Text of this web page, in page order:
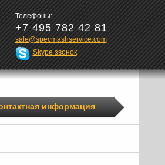
Телефоны:
+7 495 782 42 81
sale@specmashservice.com
Skype звонок
информация